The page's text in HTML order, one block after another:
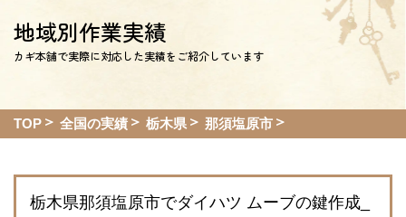
地域別作業実績
カギ本舗で実際に対応した実績をご紹介しています
TOP 全国の実績 栃木県 那須塩原市
栃木県那須塩原市でダイハツ ムーブの鍵作成_